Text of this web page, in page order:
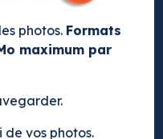
photos. Formats
maximum par
vos photos.